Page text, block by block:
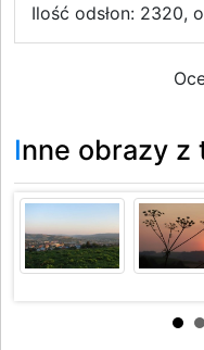
Ilość odsłon: 2320,
Inne obrazy